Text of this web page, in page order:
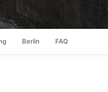
Berlin FAQ